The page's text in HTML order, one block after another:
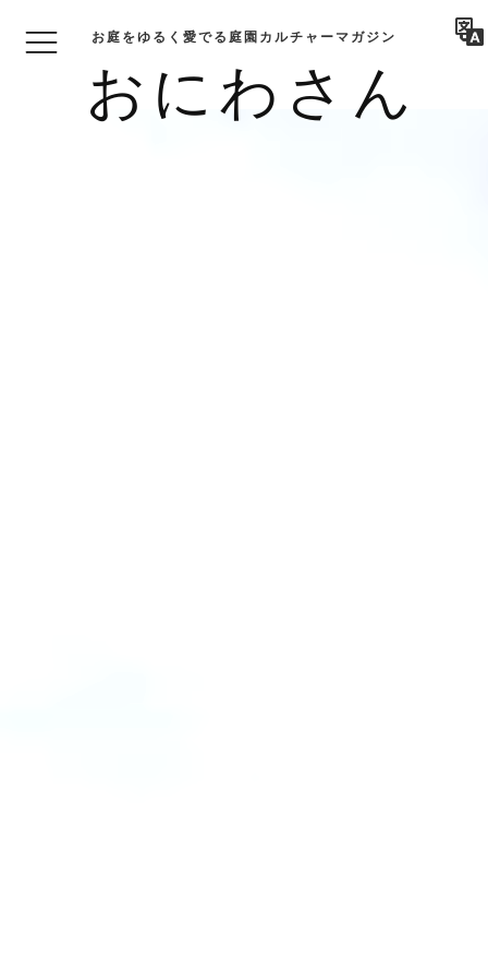
おにわさん
お庭をゆるく愛でる庭園カルチャーマガジン